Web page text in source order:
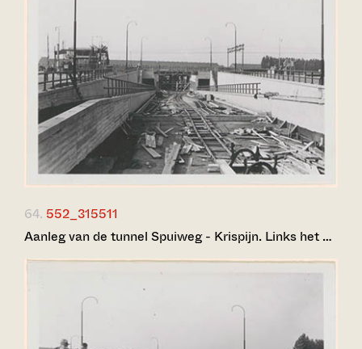
64. 552_315511
Aanleg van de tunnel Spuiweg - Krispijn. Links het …